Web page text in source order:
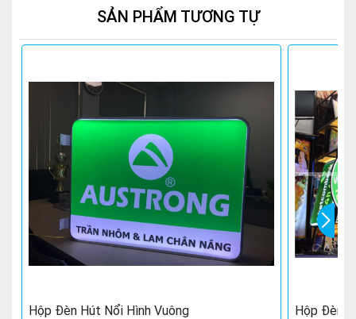
SẢN PHẨM TƯƠNG TỰ
Hộp Đèn Hút Nổi Hình Vuông Hộp Đèn